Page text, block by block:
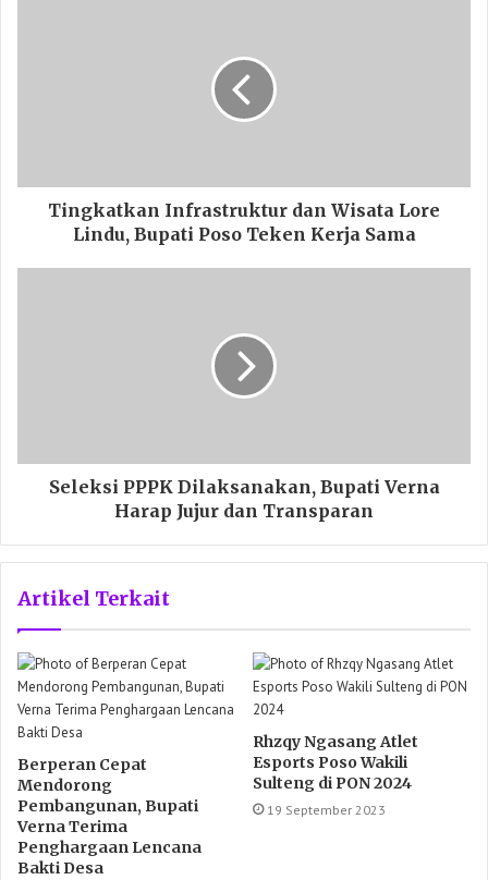
Tingkatkan Infrastruktur dan Wisata Lore
Lindu, Bupati Poso Teken Kerja Sama
Seleksi PPPK Dilaksanakan, Bupati Verna
Harap Jujur dan Transparan
Artikel Terkait
Berperan Cepat
Mendorong
Pembangunan, Bupati
Verna Terima
Penghargaan Lencana
Bakti Desa
Rhzqy Ngasang Atlet
Esports Poso Wakili
Sulteng di PON 2024
19 September 2023